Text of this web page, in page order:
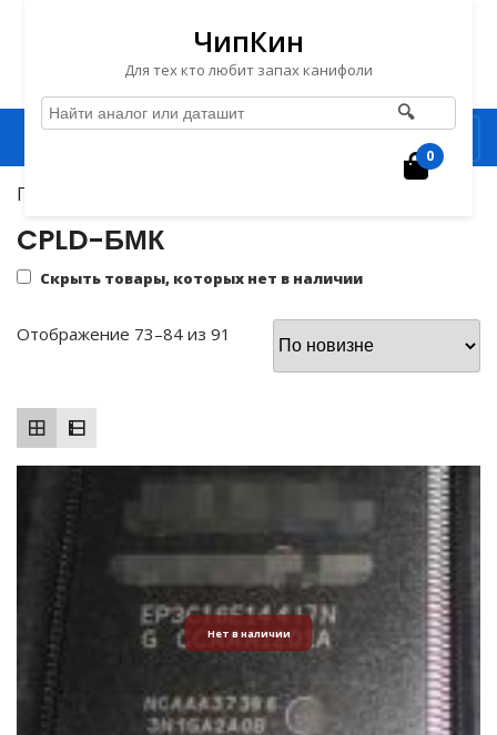
Перейти
содержимому
ЧипКин
Для тех кто любит запах канифоли
🔍
0
Главная
CPLD-БМК
Скрыть товары, которых нет в наличии
Отображение 73–84 из 91
Нет в наличии